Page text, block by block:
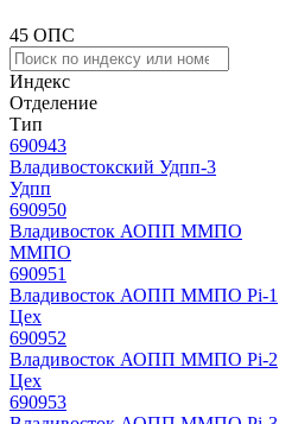
45 ОПС
Индекс
Отделение
Тип
690943
Владивостокский Удпп-3
Удпп
690950
Владивосток АОПП ММПО
ММПО
690951
Владивосток АОПП ММПО Pi-1
Цех
690952
Владивосток АОПП ММПО Pi-2
Цех
690953